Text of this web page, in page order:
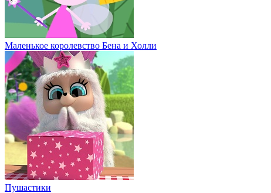
Маленькое королевство Бена и Холли
Пушастики